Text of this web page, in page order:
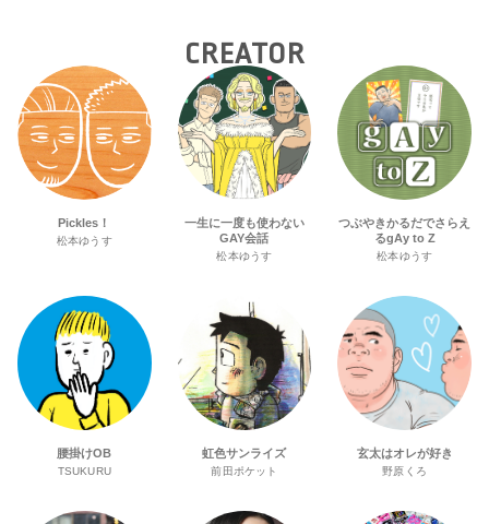
CREATOR
Pickles！
松本ゆうす
一生に一度も使わない
GAY会話
松本ゆうす
つぶやきかるだでさらえ
るgAy to Z
松本ゆうす
腰掛けOB
TSUKURU
虹色サンライズ
前田ポケット
玄太はオレが好き
野原くろ